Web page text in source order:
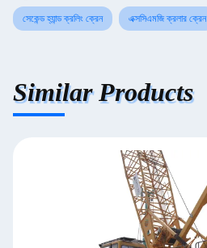
সেকেন্ড হ্যান্ড ক্রলিং ক্রেন এক্সসিএমজি ক্রলার ক্রেন
Similar Products